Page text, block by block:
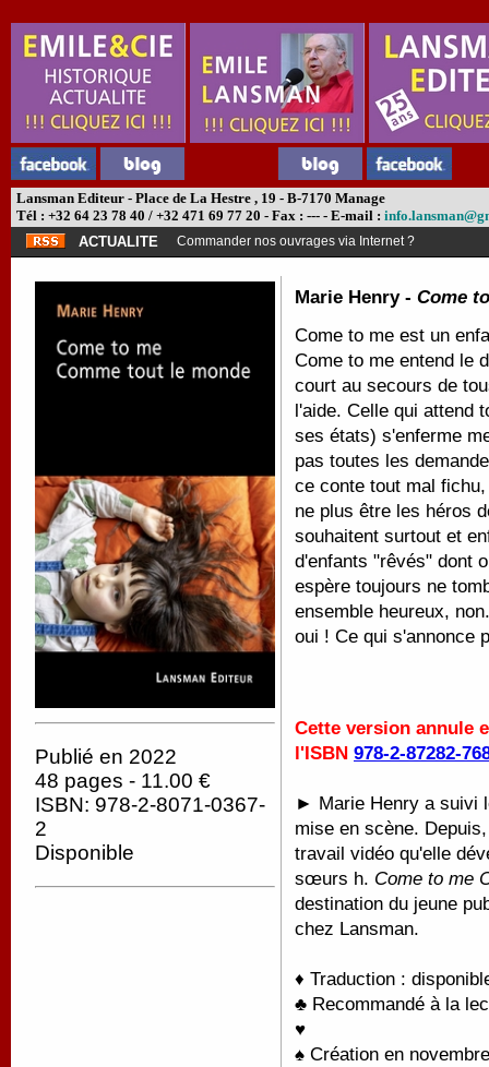
Lansman Editeur - Place de La Hestre , 19 - B-7170 Manage
Tél : +32 64 23 78 40 / +32 471 69 77 20 - Fax : --- - E-mail :
ACTUALITE
Commander nos ouvrages via Internet ?
Publié en 2022
48 pages - 11.00 €
ISBN: 978-2-8071-0367-
2
Disponible
Marie Henry - Come
Come to me est un
Come to me entend le
court au secours de
l'aide. Celle qui attend
ses états) s'enferme
pas toutes les
ce conte tout mal
ne plus être les héros
souhaitent surtout et
d'enfants "rêvés" dont
espère toujours ne
ensemble heureux,
oui ! Ce qui s'annonce
Cette version annule
l'ISBN 978-2-87282-
► Marie Henry a suivi
mise en scène.
travail vidéo qu'elle
sœurs h. Come to me
destination du jeune
chez Lansman.
♦ Traduction :
♣ Recommandé à la
♥
♠ Création en